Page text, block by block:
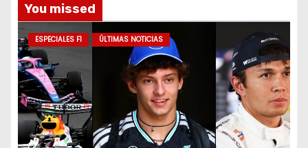
You missed
ESPECIALES F1 ÚLTIMAS NOTICIAS